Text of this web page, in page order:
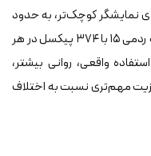
را دارد؛ چون با رزولوشن 1080×2460 روی نمایشگر کوچک‌تر، به حدود
۳۹۶ پیکسل در هر اینچ می‌رسد، در حالی که ردمی ۱۵ با ۳۷۴ پیکسل در هر
واقعی، روانی بیشتر،
بالاتر و نمایشگر بزرگ‌تر ردمی ۱۵ مزیت مهم‌تری نسبت به اختلاف